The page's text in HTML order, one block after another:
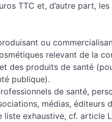
TTC et, d’autre part,
ou
relevant de la
des produits de santé
publique).
de santé,
médias, éditeurs
exhaustive, cf. article